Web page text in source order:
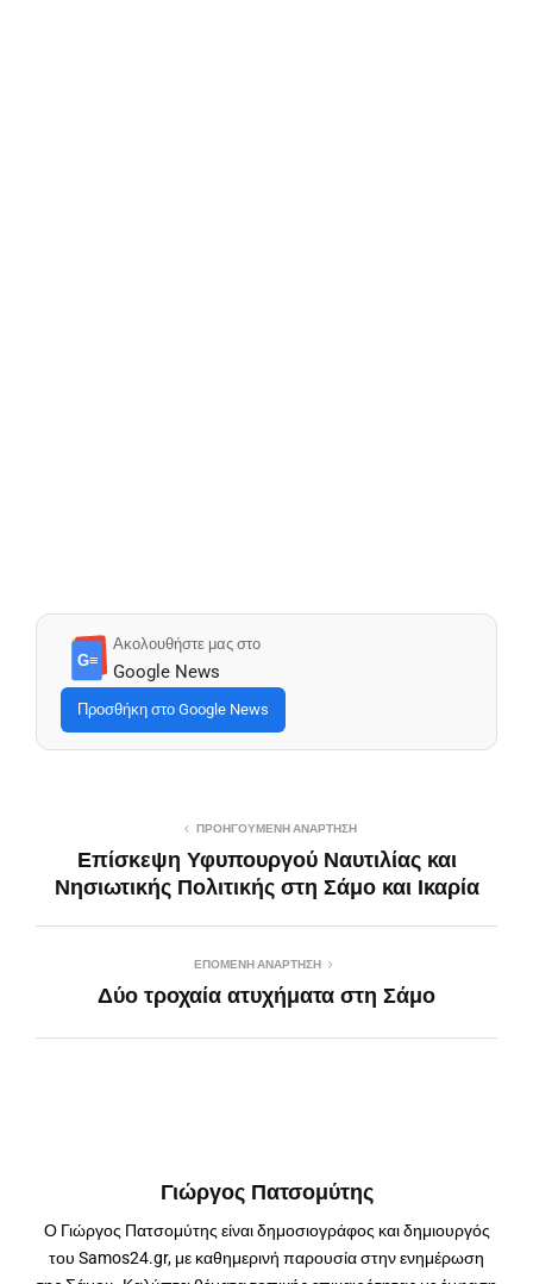
G≡
Ακολουθήστε μας στο
Google News
Προσθήκη στο Google News
ΠΡΟΗΓΟΎΜΕΝΗ ΑΝΆΡΤΗΣΗ
Επίσκεψη Υφυπουργού Ναυτιλίας και
Νησιωτικής Πολιτικής στη Σάμο και Ικαρία
ΕΠΌΜΕΝΗ ΑΝΆΡΤΗΣΗ
Δύο τροχαία ατυχήματα στη Σάμο
Γιώργος Πατσομύτης
Ο Γιώργος Πατσομύτης είναι δημοσιογράφος και δημιουργός
του Samos24.gr, με καθημερινή παρουσία στην ενημέρωση